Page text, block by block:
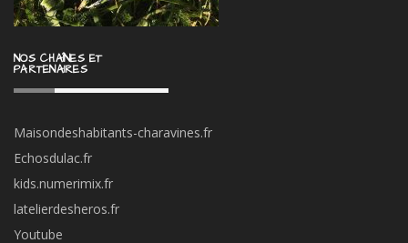
NOS CHAÎNES ET
PARTENAIRES
Maisondeshabitants-charavines.fr
Echosdulac.fr
kids.numerimix.fr
latelierdesheros.fr
Youtube